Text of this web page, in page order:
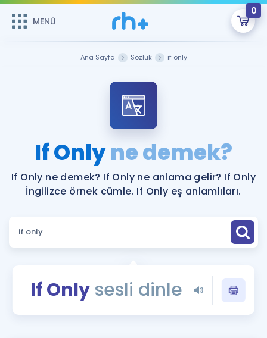
MENÜ
0
Şifremi Hatırlamıyorum
ÜYE DEĞİLİM
Sepetin Şu An Boş.
Remzi Hoca ile seni sınava hazırlayacak onlarca eğitim seni
bekliyor!
MENÜ
Katılımcı Görüşleri
Faydalı Araçlar
Sözlük
Rehberlik Aracı
Ana Sayfa Sözlük if only
If Onlyne demek?
If Only ne demek? If Only ne anlama gelir? If Only
İngilizce örnek cümle. If Only eş anlamlıları.
If Onlysesli dinle